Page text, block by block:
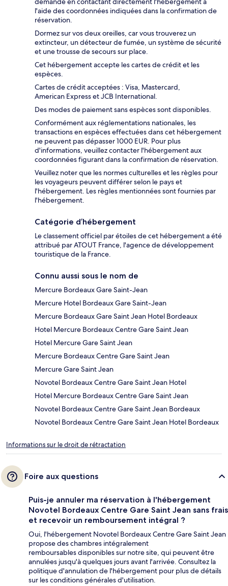
l'aide des coordonnées indiquées dans la confirmation de
réservation.
Dormez sur vos deux oreilles, car vous trouverez un
extincteur, un détecteur de fumée, un système de sécurité
et une trousse de secours sur place.
Cet hébergement accepte les cartes de crédit et les
espèces.
Cartes de crédit acceptées : Visa, Mastercard,
American Express et JCB International.
Des modes de paiement sans espèces sont disponibles.
Conformément aux réglementations nationales, les
transactions en espèces effectuées dans cet hébergement
ne peuvent pas dépasser 1000 EUR. Pour plus
d'informations, veuillez contacter l'hébergement aux
coordonnées figurant dans la confirmation de réservation.
Veuillez noter que les normes culturelles et les règles pour
les voyageurs peuvent différer selon le pays et
l'hébergement. Les règles mentionnées sont fournies par
l'hébergement.
Catégorie d’hébergement
Le classement officiel par étoiles de cet hébergement a été
attribué par ATOUT France, l'agence de développement
touristique de la France.
Connu aussi sous le nom de
Mercure Bordeaux Gare Saint-Jean
Mercure Hotel Bordeaux Gare Saint-Jean
Mercure Bordeaux Gare Saint Jean Hotel Bordeaux
Hotel Mercure Bordeaux Centre Gare Saint Jean
Hotel Mercure Gare Saint Jean
Mercure Bordeaux Centre Gare Saint Jean
Mercure Gare Saint Jean
Novotel Bordeaux Centre Gare Saint Jean Hotel
Hotel Mercure Bordeaux Centre Gare Saint Jean
Novotel Bordeaux Centre Gare Saint Jean Bordeaux
Novotel Bordeaux Centre Gare Saint Jean Hotel Bordeaux
Informations sur le droit de rétractation
Foire aux questions
Puis-je annuler ma réservation à l'hébergement
Novotel Bordeaux Centre Gare Saint Jean sans frais
et recevoir un remboursement intégral ?
Oui, l'hébergement Novotel Bordeaux Centre Gare Saint Jean
propose des chambres intégralement
remboursables disponibles sur notre site, qui peuvent être
annulées jusqu'à quelques jours avant l'arrivée. Consultez la
politique d'annulation de l'hébergement pour plus de détails
sur les conditions générales d'utilisation.